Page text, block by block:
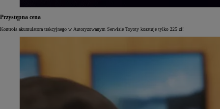
Przystępna cena
Kontrola akumulatora trakcyjnego w Autoryzowanym Serwisie Toyoty kosztuje tylko 225 zł!